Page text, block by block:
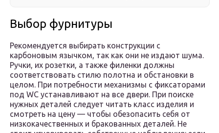
Выбор фурнитуры
Рекомендуется выбирать конструкции с
карбоновым язычком, так как они не издают шума.
Ручки, их розетки, а также филенки должны
соответствовать стилю полотна и обстановки в
целом. При потребности механизмы с фиксаторами
под WC устанавливают на все двери. При поиске
нужных деталей следует читать класс изделия и
смотреть на цену — чтобы обезопасить себя от
низкокачественных и бракованных деталей. Не